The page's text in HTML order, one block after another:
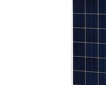
PLACA SOLAR